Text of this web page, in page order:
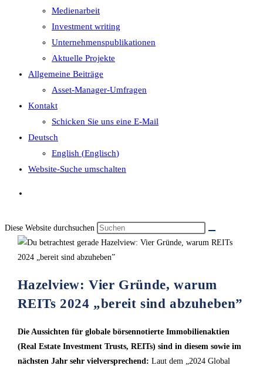
Medienarbeit
Investment writing
Unternehmenspublikationen
Aktuelle Projekte
Allgemeine Beiträge
Asset-Manager-Umfragen
Kontakt
Schicken Sie uns eine E-Mail
Deutsch
English (Englisch)
Website-Suche umschalten
Diese Website durchsuchen
Hazelview: Vier Gründe, warum
REITs 2024 „bereit sind abzuheben”
Die Aussichten für globale börsennotierte Immobilienaktien
(Real Estate Investment Trusts, REITs) sind in diesem sowie im
nächsten Jahr sehr vielversprechend: Laut dem „2024 Global